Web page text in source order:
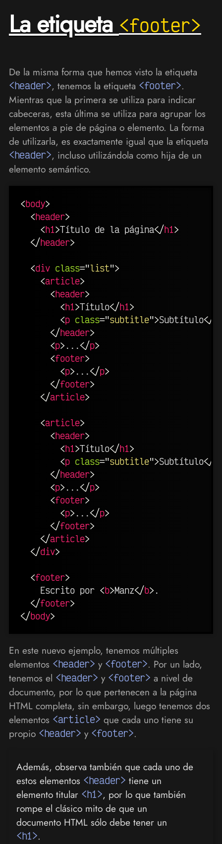
La etiqueta<footer>
De la misma forma que hemos visto la etiqueta
<header>, tenemos la etiqueta <footer>.
Mientras que la primera se utiliza para indicar
cabeceras, esta última se utiliza para agrupar los
elementos a pie de página o elemento. La forma
de utilizarla, es exactamente igual que la etiqueta
<header>, incluso utilizándola como hija de un
elemento semántico.
<body>
<header>
<h1>Título de la página</h1>
</header>
<div class="list">
<article>
<header>
<h1>Título</h1>
<p class="subtitle">Subtítulo</
</header>
<p>...</p>
<footer>
<p>...</p>
</footer>
</article>
<article>
<header>
<h1>Título</h1>
<p class="subtitle">Subtítulo</
</header>
<p>...</p>
<footer>
<p>...</p>
</footer>
</article>
</div>
<footer>
    Escrito por
<b>Manz</b>.
</footer>
</body>
En este nuevo ejemplo, tenemos múltiples
elementos <header> y <footer>. Por un lado,
tenemos el <header> y <footer> a nivel de
documento, por lo que pertenecen a la página
HTML completa, sin embargo, luego tenemos dos
elementos <article> que cada uno tiene su
propio <header> y <footer>.
Además, observa también que cada uno de
estos elementos <header> tiene un
elemento titular <h1>, por lo que también
rompe el clásico mito de que un
documento HTML sólo debe tener un
<h1>.